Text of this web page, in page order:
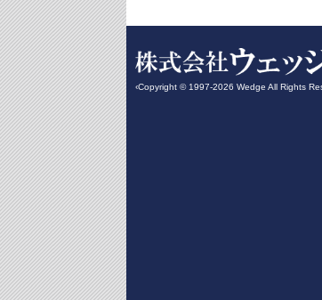
‹Copyright © 1997-2026 Wedge All Rights